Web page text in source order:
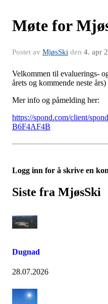
Møte for
Postet av MjøsSki den 4. apr
Velkommen til evaluerings-
årets og kommende neste års)
Mer info og påmelding her:
https://spond.com/client/
B6F4AF4B
Logg inn for å skrive en
Siste fra MjøsSki
Dugnad
28.07.2026